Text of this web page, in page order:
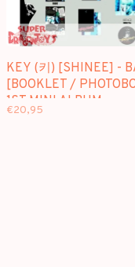
KEY (키) [SHINEE] -
[BOOKLET /
1ST MINI ALBUM
€20,95